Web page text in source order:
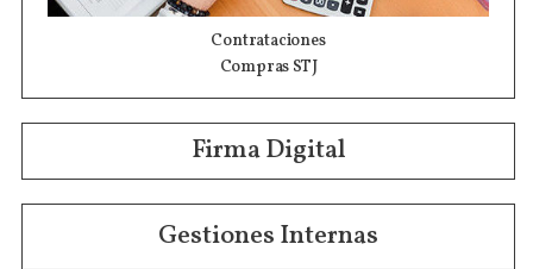
Contrataciones
Compras STJ
Firma Digital
Gestiones Internas